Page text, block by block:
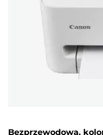
Bezprzewodowa,